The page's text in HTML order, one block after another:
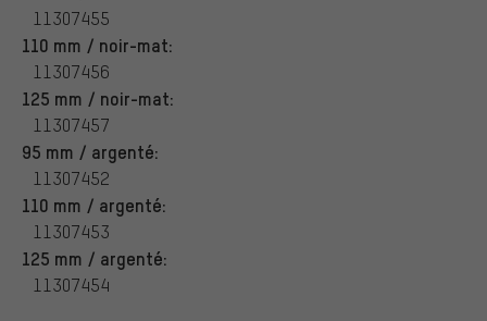
11307455
110 mm / noir-mat:
11307456
125 mm / noir-mat:
11307457
95 mm / argenté:
11307452
110 mm / argenté:
11307453
125 mm / argenté:
11307454